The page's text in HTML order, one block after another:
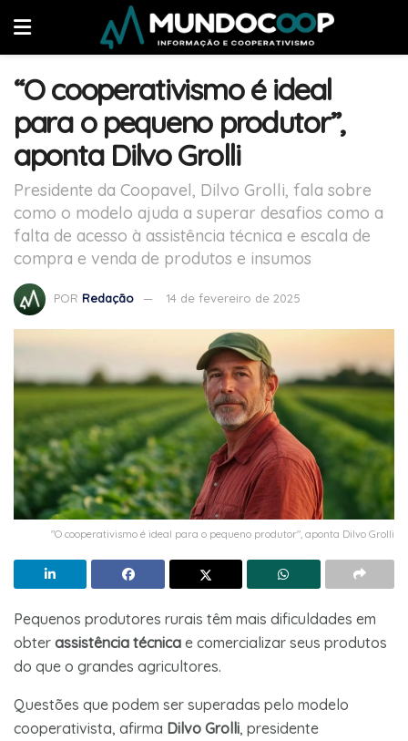
“O cooperativismo é ideal
para o pequeno produtor”,
aponta Dilvo Grolli
Presidente da Coopavel, Dilvo Grolli, fala sobre
como o modelo ajuda a superar desafios como a
falta de acesso à assistência técnica e escala de
compra e venda de produtos e insumos
POR Redação 14 de fevereiro de 2025
"O cooperativismo é ideal para o pequeno produtor", aponta Dilvo Grolli
Pequenos produtores rurais têm mais dificuldades em
obter assistência técnica e comercializar seus produtos
do que o grandes agricultores.
Questões que podem ser superadas pelo modelo
cooperativista, afirma Dilvo Grolli, presidente